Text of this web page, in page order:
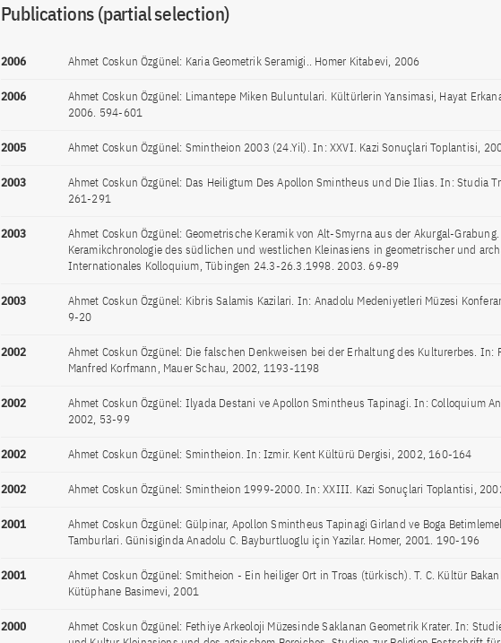
Publications (partial selection)
2006 Ahmet Coskun Özgünel: Karia Geometrik Seramigi.. Homer Kitabevi, 2006
2006
Ahmet Coskun Özgünel: Limantepe Miken Buluntulari. Kültürlerin Yansimasi, Hayat
2006. 594-601
2005 Ahmet Coskun Özgünel: Smintheion 2003 (24.Yil). In: XXVI. Kazi Sonuçlari Toplantisi,
2003
Ahmet Coskun Özgünel: Das Heiligtum Des Apollon Smintheus und Die Ilias. In: Studia
261-291
2003
Ahmet Coskun Özgünel: Geometrische Keramik von Alt-Smyrna aus der Akurgal-
Keramikchronologie des südlichen und westlichen Kleinasiens in geometrischer und
Internationales Kolloquium, Tübingen 24.3-26.3.1998. 2003. 69-89
2003
Ahmet Coskun Özgünel: Kibris Salamis Kazilari. In: Anadolu Medeniyetleri Müzesi
9-20
2002
Ahmet Coskun Özgünel: Die falschen Denkweisen bei der Erhaltung des Kulturerbes. In:
Manfred Korfmann, Mauer Schau, 2002, 1193-1198
2002
Ahmet Coskun Özgünel: Ilyada Destani ve Apollon Smintheus Tapinagi. In: Colloquium
2002, 53-99
2002 Ahmet Coskun Özgünel: Smintheion. In: Izmir. Kent Kültürü Dergisi, 2002, 160-164
2002 Ahmet Coskun Özgünel: Smintheion 1999-2000. In: XXIII. Kazi Sonuçlari Toplantisi,
2001
Ahmet Coskun Özgünel: Gülpinar, Apollon Smintheus Tapinagi Girland ve Boga
Tamburlari. Günisiginda Anadolu C. Bayburtluoglu için Yazilar. Homer, 2001. 190-196
2001
Ahmet Coskun Özgünel: Smitheion - Ein heiliger Ort in Troas (türkisch). T. C. Kültür
Kütüphane Basimevi, 2001
2000
Ahmet Coskun Özgünel: Fethiye Arkeoloji Müzesinde Saklanan Geometrik Krater. In: